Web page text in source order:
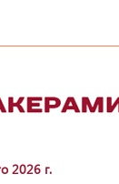
2026 г.